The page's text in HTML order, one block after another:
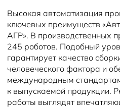
Высокая автоматизация
ключевых преимуществ
АГР». В производственных
245 роботов. Подобный
гарантирует качество
человеческого фактора и
международным
к выпускаемой продукции.
работы выглядят